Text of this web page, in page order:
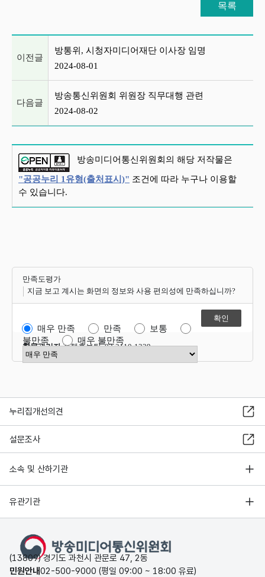
목록
이전글
방통위, 시청자미디어재단 이사장 임명
2024-08-01
다음글
방송통신위원회 위원장 직무대행 관련
2024-08-02
방송미디어통신위원회의 해당 저작물은
"공공누리 1유형(출처표시)" 조건에 따라 누구나 이용할
수 있습니다.
만족도평가
지금 보고 계시는 화면의 정보와 사용 편의성에 만족하십니까?
매우 만족 만족
보통
불만족
매우 불만족
만족도 점수 선택
항목관리자정책홍보팀 02-2110-1339
누리집개선의견
설문조사
소속 및 산하기관
유관기관
(13809) 경기도 과천시 관문로 47, 2동
민원안내02-500-9000 (평일 09:00 ~ 18:00 유료)